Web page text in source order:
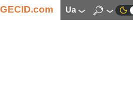
GECID.com ua